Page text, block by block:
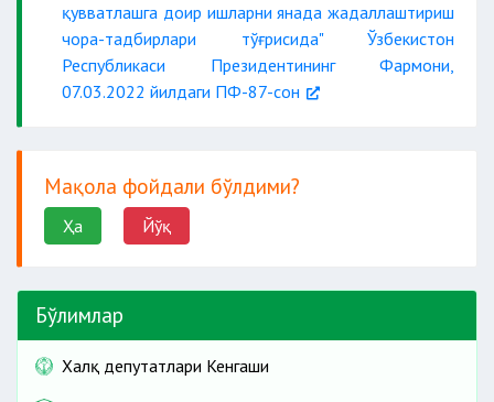
қувватлашга доир ишларни янада жадаллаштириш
чора-тадбирлари тўғрисида" Ўзбекистон
Республикаси Президентининг Фармони,
07.03.2022 йилдаги ПФ-87-сон
Мақола фойдали бўлдими?
Ҳа Йўқ
Бўлимлар
Халқ депутатлари Кенгаши